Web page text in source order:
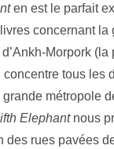
en est le parfait
concernant la
Morpork
tous les
grande métropole
Elephantnous
des rues pavées